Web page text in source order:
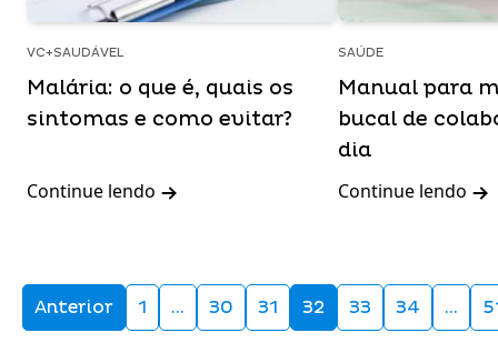
VC+SAUDÁVEL
Malária: o que é, quais os
sintomas e como evitar?
Continue lendo
SAÚDE
Manual para
bucal de
dia
Continue lendo
Anterior 1 … 30 31 32 33 34 …